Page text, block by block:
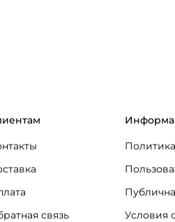
связь
Условия